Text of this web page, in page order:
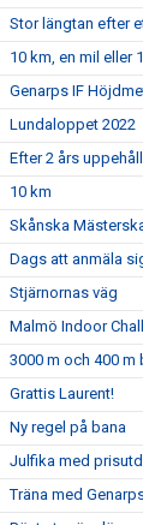
Stor längtan efter
10 km, en mil eller
Genarps IF
Lundaloppet 2022
Efter 2 års
10 km
Skånska
Dags att anmäla
Stjärnornas väg
Malmö Indoor
3000 m och 400 m
Grattis Laurent!
Ny regel på bana
Julfika med
Träna med